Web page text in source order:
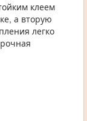
клеем
а вторую
легко